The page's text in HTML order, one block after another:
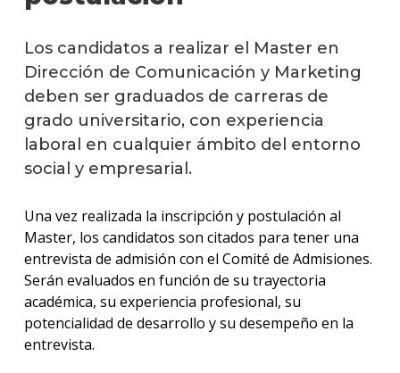
y
Los candidatos a realizar el Master en
Dirección de Comunicación y Marketing
deben ser graduados de carreras de
grado universitario, con experiencia
laboral en cualquier ámbito del entorno
social y empresarial.
Una vez realizada la inscripción y postulación al
Master, los candidatos son citados para tener una
entrevista de admisión con el Comité de Admisiones.
Serán evaluados en función de su trayectoria
académica, su experiencia profesional, su
potencialidad de desarrollo y su desempeño en la
entrevista.